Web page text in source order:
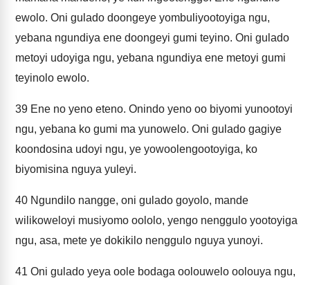
ewolo. Oni gulado doongeye yombuliyootoyiga ngu,
yebana ngundiya ene doongeyi gumi teyino. Oni gulado
metoyi udoyiga ngu, yebana ngundiya ene metoyi gumi
teyinolo ewolo.
39 Ene no yeno eteno. Onindo yeno oo biyomi yunootoyi
ngu, yebana ko gumi ma yunowelo. Oni gulado gagiye
koondosina udoyi ngu, ye yowoolengootoyiga, ko
biyomisina nguya yuleyi.
40 Ngundilo nangge, oni gulado goyolo, mande
wilikoweloyi musiyomo oololo, yengo nenggulo yootoyiga
ngu, asa, mete ye dokikilo nenggulo nguya yunoyi.
41 Oni gulado yeya oole bodaga oolouwelo oolouya ngu,